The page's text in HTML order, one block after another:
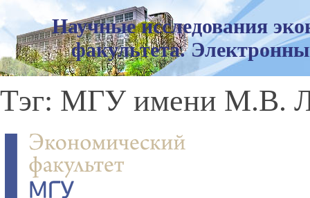
Научные исследования
факультета.
Тэг: МГУ имени М.В.